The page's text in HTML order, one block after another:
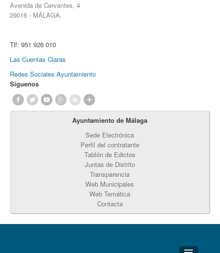
Avenida de Cervantes, 4
29016 - MÁLAGA.
Tlf: 951 926 010
Las Cuentas Claras
Redes Sociales Ayuntamiento
Síguenos
Ayuntamiento de Málaga
Sede Electrónica
Perfil del contratante
Tablón de Edictos
Juntas de Distrito
Transparencia
Web Municipales
Web Temática
Contacta